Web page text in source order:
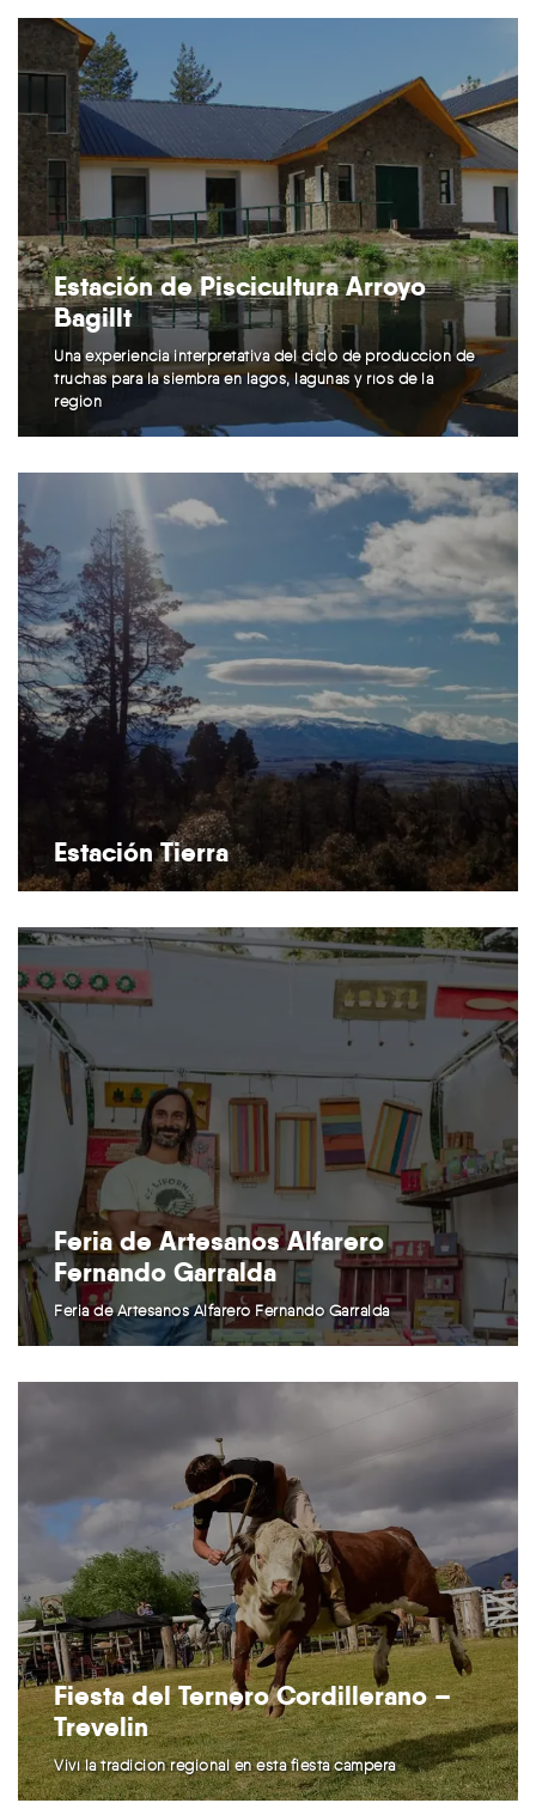
Estación de Piscicultura Arroyo
Bagillt
Una experiencia interpretativa del ciclo de producción de
truchas para la siembra en lagos, lagunas y ríos de la
región
Estación Tierra
Feria de Artesanos Alfarero
Fernando Garralda
Feria de Artesanos Alfarero Fernando Garralda
Fiesta del Ternero Cordillerano –
Trevelin
Viví la tradición regional en esta fiesta campera